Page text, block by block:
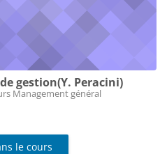
gestion(Y. Peracini)
Management général
le cours